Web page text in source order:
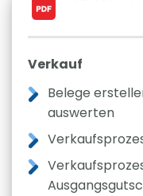
Verkauf
Belege
auswerten